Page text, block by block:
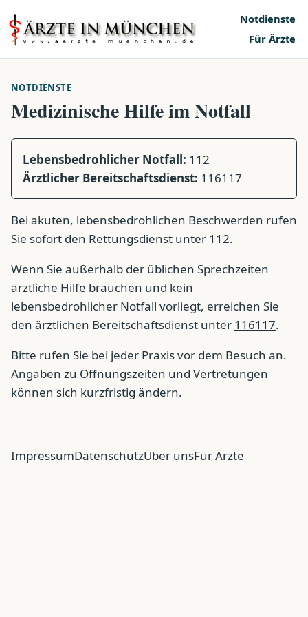
Notdienste
Für Ärzte
NOTDIENSTE
Medizinische Hilfe im Notfall
Lebensbedrohlicher Notfall: 112
Ärztlicher Bereitschaftsdienst: 116117
Bei akuten, lebensbedrohlichen Beschwerden rufen
Sie sofort den Rettungsdienst unter 112.
Wenn Sie außerhalb der üblichen Sprechzeiten
ärztliche Hilfe brauchen und kein
lebensbedrohlicher Notfall vorliegt, erreichen Sie
den ärztlichen Bereitschaftsdienst unter 116117.
Bitte rufen Sie bei jeder Praxis vor dem Besuch an.
Angaben zu Öffnungszeiten und Vertretungen
können sich kurzfristig ändern.
ImpressumDatenschutzÜber unsFür Ärzte